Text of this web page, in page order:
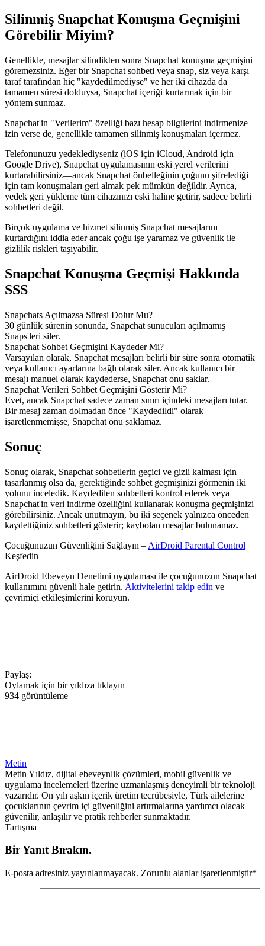
Silinmiş Snapchat Konuşma Geçmişini
Görebilir Miyim?
Genellikle, mesajlar silindikten sonra Snapchat konuşma geçmişini
göremezsiniz. Eğer bir Snapchat sohbeti veya snap, siz veya karşı
taraf tarafından hiç "kaydedilmediyse" ve her iki cihazda da
tamamen süresi dolduysa, Snapchat içeriği kurtarmak için bir
yöntem sunmaz.
Snapchat'in "Verilerim" özelliği bazı hesap bilgilerini indirmenize
izin verse de, genellikle tamamen silinmiş konuşmaları içermez.
Telefonunuzu yedeklediyseniz (iOS için iCloud, Android için
Google Drive), Snapchat uygulamasının eski yerel verilerini
kurtarabilirsiniz—ancak Snapchat önbelleğinin çoğunu şifrelediği
için tam konuşmaları geri almak pek mümkün değildir. Ayrıca,
yedek geri yükleme tüm cihazınızı eski haline getirir, sadece belirli
sohbetleri değil.
Birçok uygulama ve hizmet silinmiş Snapchat mesajlarını
kurtardığını iddia eder ancak çoğu işe yaramaz ve güvenlik ile
gizlilik riskleri taşıyabilir.
Snapchat Konuşma Geçmişi Hakkında
SSS
Snapchats Açılmazsa Süresi Dolur Mu?
30 günlük sürenin sonunda, Snapchat sunucuları açılmamış
Snaps'leri siler.
Snapchat Sohbet Geçmişini Kaydeder Mi?
Varsayılan olarak, Snapchat mesajları belirli bir süre sonra otomatik
veya kullanıcı ayarlarına bağlı olarak siler. Ancak kullanıcı bir
mesajı manuel olarak kaydederse, Snapchat onu saklar.
Snapchat Verileri Sohbet Geçmişini Gösterir Mi?
Evet, ancak Snapchat sadece zaman sınırı içindeki mesajları tutar.
Bir mesaj zaman dolmadan önce "Kaydedildi" olarak
işaretlenmemişse, Snapchat onu saklamaz.
Sonuç
Sonuç olarak, Snapchat sohbetlerin geçici ve gizli kalması için
tasarlanmış olsa da, gerektiğinde sohbet geçmişinizi görmenin iki
yolunu inceledik. Kaydedilen sohbetleri kontrol ederek veya
Snapchat'in veri indirme özelliğini kullanarak konuşma geçmişinizi
görebilirsiniz. Ancak unutmayın, bu iki seçenek yalnızca önceden
kaydettiğiniz sohbetleri gösterir; kaybolan mesajlar bulunamaz.
Çocuğunuzun Güvenliğini Sağlayın – AirDroid Parental Control
Keşfedin
AirDroid Ebeveyn Denetimi uygulaması ile çocuğunuzun Snapchat
kullanımını güvenli hale getirin. Aktivitelerini takip edin ve
çevrimiçi etkileşimlerini koruyun.
Paylaş:
Oylamak için bir yıldıza tıklayın
934 görüntüleme
Metin
Metin Yıldız, dijital ebeveynlik çözümleri, mobil güvenlik ve
uygulama incelemeleri üzerine uzmanlaşmış deneyimli bir teknoloji
yazarıdır. On yılı aşkın içerik üretim tecrübesiyle, Türk ailelerine
çocuklarının çevrim içi güvenliğini artırmalarına yardımcı olacak
güvenilir, anlaşılır ve pratik rehberler sunmaktadır.
Tartışma
Bir Yanıt Bırakın.
E-posta adresiniz yayınlanmayacak. Zorunlu alanlar işaretlenmiştir*